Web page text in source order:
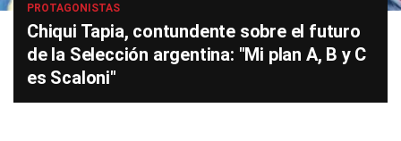
PROTAGONISTAS
Chiqui Tapia, contundente sobre el futuro
de la Selección argentina: "Mi plan A, B y C
es Scaloni"